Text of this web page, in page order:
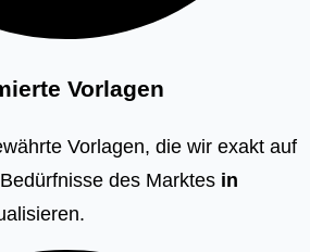
Vorlagen
Vorlagen, die wir exakt auf
des Marktes in